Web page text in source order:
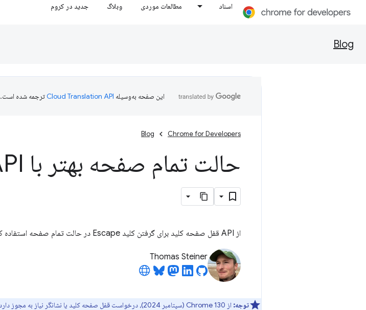
اسناد مطالعات موردی وبلاگ جدید در کروم
Blog
این صفحه به‌وسیله ترجمه شده است.
Chrome for Developers
Blog
حالت تمام صفحه بهتر با API قفل صفحه کلید
از API قفل صفحه کلید برای گرفتن کلید Escape در حالت تمام صفحه استفاده کنید.
Thomas Steiner
توجه: از Chrome 130 (سپتامبر 2024)، درخواست قفل صفحه کلید یا نشانگر نیاز به مجوز دارد. برای جزئیات بیشتر به مقاله